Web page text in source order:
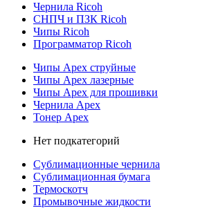
Чернила Ricoh
СНПЧ и ПЗК Ricoh
Чипы Ricoh
Программатор Ricoh
Чипы Apex струйные
Чипы Apex лазерные
Чипы Apex для прошивки
Чернила Apex
Тонер Apex
Нет подкатегорий
Сублимационные чернила
Сублимационная бумага
Термоскотч
Промывочные жидкости